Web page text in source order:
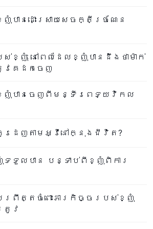
ញុំបានដោះស្រាយសេចក្តីច្រណែន
ខ្ញុំ នៅពេលដែលខ្ញុំបានដឹងថាម៉ាក់
គេដកចេញ
ខ្ញុំបានចេញពីមន្ទីរពេទ្យវិកល
ដេញតាមអ្វីនៅក្នុងជីវិត?
ទួលបាន បន្ទាប់ពីខ្ញុំពិការ
ព្រឹត្តចំពោះភារកិច្ចរបស់ខ្ញុំ
រូវ